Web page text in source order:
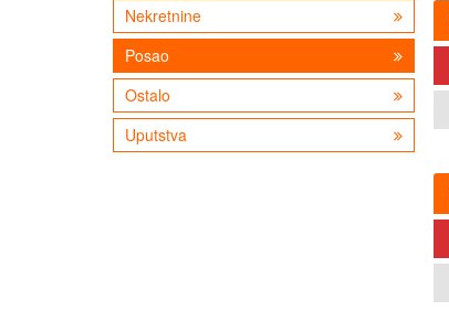
Nekretnine
Posao
Ostalo
Uputstva